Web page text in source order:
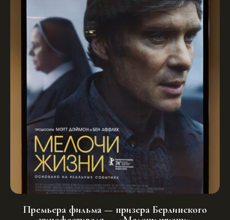
Премьера фильма — призера Берлинского